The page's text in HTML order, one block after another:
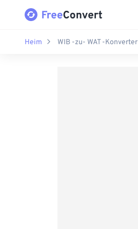
Heim WIB -zu- WAT -Konverter